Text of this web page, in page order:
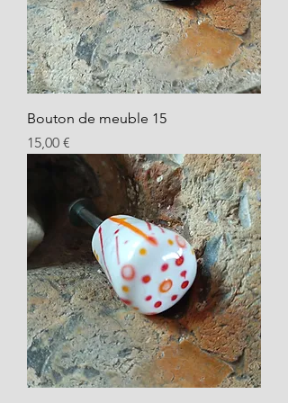
Bouton de meuble 15
Prix
15,00 €